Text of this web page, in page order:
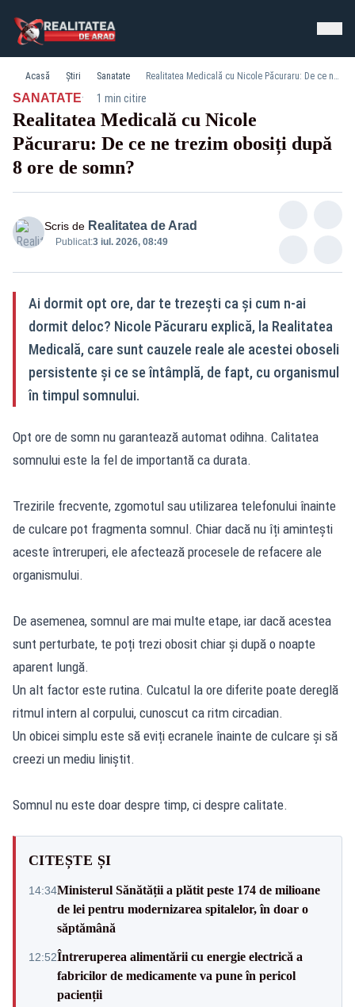
Acasă Știri Sanatate Realitatea Medicală cu Nicole Păcuraru: De ce ne trezim obosiți după 8 ore de somn?
SANATATE· 1 min citire
Realitatea Medicală cu Nicole
Păcuraru: De ce ne trezim obosiți după
8 ore de somn?
Scris de Realitatea de Arad
Publicat:3 iul. 2026, 08:49
Ai dormit opt ore, dar te trezești ca și cum n-ai
dormit deloc? Nicole Păcuraru explică, la Realitatea
Medicală, care sunt cauzele reale ale acestei oboseli
persistente și ce se întâmplă, de fapt, cu organismul
în timpul somnului.
Opt ore de somn nu garantează automat odihna. Calitatea
somnului este la fel de importantă ca durata.
Trezirile frecvente, zgomotul sau utilizarea telefonului înainte
de culcare pot fragmenta somnul. Chiar dacă nu îți amintești
aceste întreruperi, ele afectează procesele de refacere ale
organismului.
De asemenea, somnul are mai multe etape, iar dacă acestea
sunt perturbate, te poți trezi obosit chiar și după o noapte
aparent lungă.
Un alt factor este rutina. Culcatul la ore diferite poate dereglă
ritmul intern al corpului, cunoscut ca ritm circadian.
Un obicei simplu este să eviți ecranele înainte de culcare și să
creezi un mediu liniștit.
Somnul nu este doar despre timp, ci despre calitate.
CITEȘTE ȘI
14:34Ministerul Sănătății a plătit peste 174 de milioane
de lei pentru modernizarea spitalelor, în doar o
săptămână
12:52Întreruperea alimentării cu energie electrică a
fabricilor de medicamente va pune în pericol
pacienții